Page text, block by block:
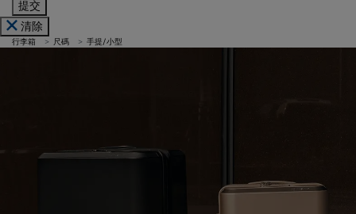
清除
行李箱